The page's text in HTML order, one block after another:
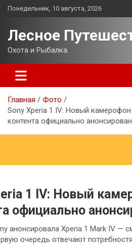
Перейти
Понедельник, 10 августа, 2026
Лесное
Охота и Рыбалка.
Главная
Фото
Sony Xperia 1 IV: Новый
контента официально анонсирован
1 IV: Новый
официально
анонсировала Xperia 1 Mark IV —
очередь отвечают